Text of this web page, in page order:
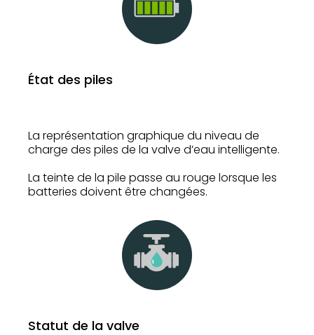
Statut de la valve
État des piles
La représentation graphique du niveau de
charge des piles de la valve d’eau intelligente.
La teinte de la pile passe au rouge lorsque les
batteries doivent être changées.